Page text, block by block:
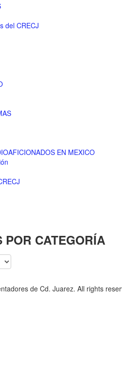
del CRECJ
EN MEXICO
CATEGORÍA
de Cd. Juarez. All rights